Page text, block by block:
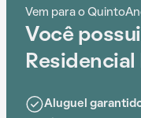
A conveniência é
estratégica, próxima
Marostica,
Método DeRose São
Vem para o
Você
Aluguel